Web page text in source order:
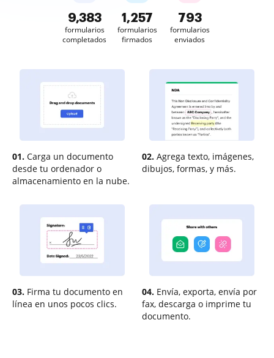
9,384
formularios
completados
1,257
formularios
firmados
793
formularios
enviados
01. Carga un documento
desde tu ordenador o
almacenamiento en la nube.
02. Agrega texto, imágenes,
dibujos, formas, y más.
03. Firma tu documento en
línea en unos pocos clics.
04. Envía, exporta, envía por
fax, descarga o imprime tu
documento.